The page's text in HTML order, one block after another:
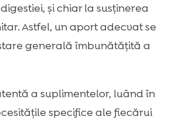
și chiar la susținerea
Astfel, un aport adecvat se
generală îmbunătățită a
a suplimentelor, luând în
specifice ale fiecărui